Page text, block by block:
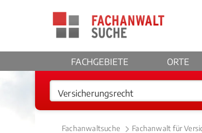
FACHGEBIETE ORTE
Fachanwaltsuche Fachanwalt für